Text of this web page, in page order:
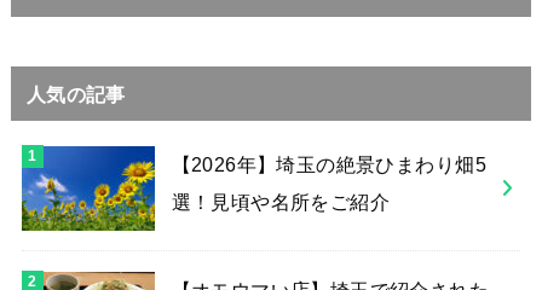
人気の記事
【2026年】埼玉の絶景ひまわり畑5
選！見頃や名所をご紹介